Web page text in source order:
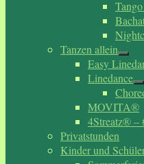
Tanzen allein
Easy
Linedance
MOVITA®
4Streatz® –
Privatstunden
Kinder und